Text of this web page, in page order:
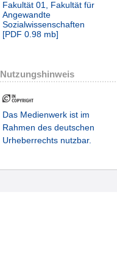
Fakultät 01, Fakultät für
Angewandte
Sozialwissenschaften
[PDF 0.98 mb]
Nutzungshinweis
Das Medienwerk ist im
Rahmen des deutschen
Urheberrechts nutzbar.